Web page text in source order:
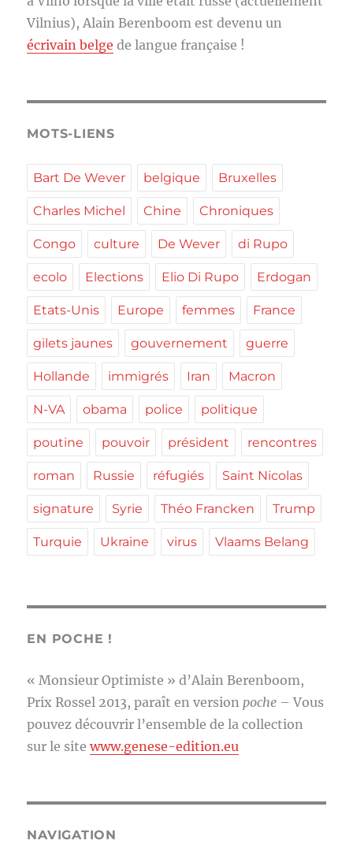
Vilnius), Alain Berenboom est devenu un
écrivain belge de langue française !
MOTS-LIENS
Bart De Wever belgique Bruxelles
Charles Michel Chine Chroniques
Congo culture De Wever di Rupo
ecolo Elections Elio Di Rupo Erdogan
Etats-Unis Europe femmes France
gilets jaunes gouvernement guerre
Hollande immigrés Iran Macron
N-VA obama police politique
poutine pouvoir président rencontres
roman Russie réfugiés Saint Nicolas
signature Syrie Théo Francken Trump
Turquie Ukraine virus Vlaams Belang
EN POCHE !
« Monsieur Optimiste » d’Alain Berenboom,
Prix Rossel 2013, paraît en version poche – Vous
pouvez découvrir l’ensemble de la collection
sur le sitewww.genese-edition.eu
NAVIGATION